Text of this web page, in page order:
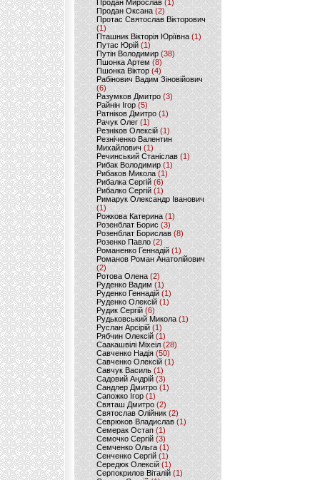
Продан Мирослав(1)
Продан Оксана (2)
Протас Святослав Вікторович
(1)
Пташник Вікторія Юріївна (1)
Путас Юрій (1)
Путін Володимир(38)
Пшонка Артем (8)
Пшонка Віктор(4)
Рабінович Вадим Зіновійович
(6)
Разумков Дмитро (3)
Райнін Ігор(5)
Ратніков Дмитро (1)
Рачук Олег (1)
Резніков Олексій(1)
Резніченко Валентин
Михайлович (1)
Речинський Станіслав (1)
Рибак Володимир(1)
Рибаков Микола(1)
Рибалка Сергій (6)
Рибалко Сергій (1)
Римарук Олександр Іванович
(1)
Рожкова Катерина(1)
Розенблат Борис (3)
Розенблат Борислав (8)
Розенко Павло (2)
Романенко Геннадій (1)
Романов Роман Анатолійович
(2)
Ротова Олена(2)
Руденко Вадим (1)
Руденко Геннадій (1)
Руденко Олексій(1)
Рудик Сергій(6)
Рудьковський Микола (1)
Руслан Арсірій(1)
Рябчин Олексій (1)
Саакашвілі Міхеіл(28)
Савченко Надія (50)
Савченко Олексій(1)
Савчук Василь (1)
Садовий Андрій (3)
Сандлер Дмитро(1)
Сапожко Ігор(1)
Святаш Дмитро (2)
Святослав Олійник (2)
Севрюков Владислав (1)
Семерак Остап (1)
Семочко Сергій (3)
Семченко Ольга (1)
Сенченко Сергій(1)
Середюк Олексій(1)
Серпокрилов Віталій(1)